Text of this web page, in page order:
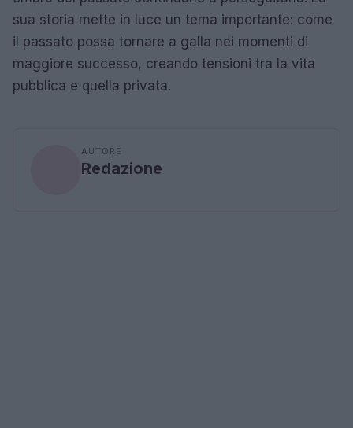
sua storia mette in luce un tema importante: come
il passato possa tornare a galla nei momenti di
maggiore successo, creando tensioni tra la vita
pubblica e quella privata.
AUTORE
Redazione